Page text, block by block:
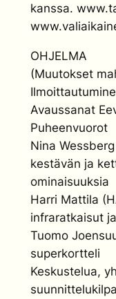
kanssa.
OHJELMA
(Muutokset
Avaussanat
Puheenvuorot
Nina
kestävän ja
ominaisuuksia
Harri Mattila
infraratkaisut
Tuomo
superkortteli
Keskustelua,